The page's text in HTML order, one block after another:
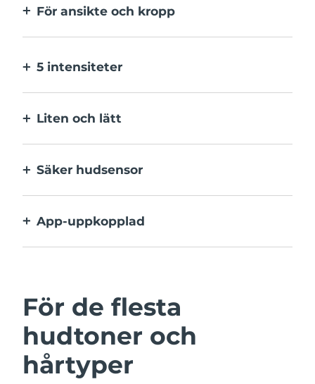
För ansikte och kropp
5 intensiteter
ställen.
Liten och lätt
helst.
Säker hudsensor
huden.
App-uppkopplad
För de flesta
hudtoner och
hårtyper